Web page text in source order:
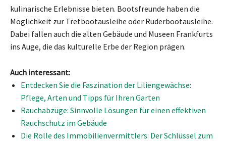
kulinarische Erlebnisse bieten. Bootsfreunde haben die
Möglichkeit zur Tretbootausleihe oder Ruderbootausleihe.
Dabei fallen auch die alten Gebäude und Museen Frankfurts
ins Auge, die das kulturelle Erbe der Region prägen.
Auch interessant:
Entdecken Sie die Faszination der Liliengewächse:
Pflege, Arten und Tipps für Ihren Garten
Rauchabzüge: Sinnvolle Lösungen für einen effektiven
Rauchschutz im Gebäude
Die Rolle des Immobilienvermittlers: Der Schlüssel zum